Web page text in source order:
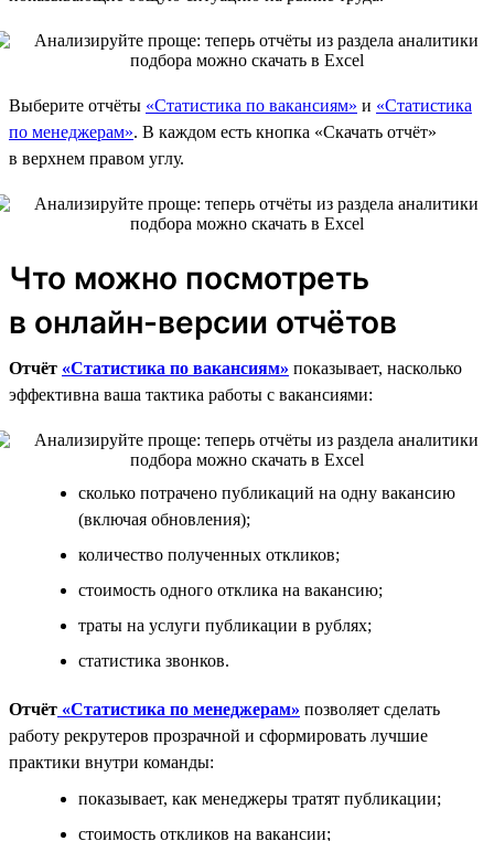
Выберите отчёты «Статистика по вакансиям» и «Статистика
по менеджерам». В каждом есть кнопка «Скачать отчёт»
в верхнем правом углу.
Что можно посмотреть
в онлайн-версии отчётов
Отчёт «Статистика по вакансиям» показывает, насколько
эффективна ваша тактика работы с вакансиями:
сколько потрачено публикаций на одну вакансию
(включая обновления);
количество полученных откликов;
стоимость одного отклика на вакансию;
траты на услуги публикации в рублях;
статистика звонков.
Отчёт «Статистика по менеджерам» позволяет сделать
работу рекрутеров прозрачной и сформировать лучшие
практики внутри команды:
показывает, как менеджеры тратят публикации;
стоимость откликов на вакансии;